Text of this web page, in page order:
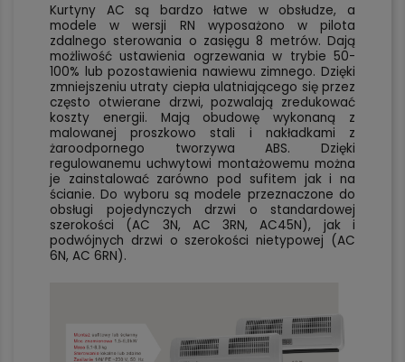
Kurtyny AC są bardzo łatwe w obsłudze, a
modele w wersji RN wyposażono w pilota
zdalnego sterowania o zasięgu 8 metrów. Dają
możliwość ustawienia ogrzewania w trybie 50-
100% lub pozostawienia nawiewu zimnego. Dzięki
zmniejszeniu utraty ciepła ulatniającego się przez
często otwierane drzwi, pozwalają zredukować
koszty energii. Mają obudowę wykonaną z
malowanej proszkowo stali i nakładkami z
żaroodpornego tworzywa ABS. Dzięki
regulowanemu uchwytowi montażowemu można
je zainstalować zarówno pod sufitem jak i na
ścianie. Do wyboru są modele przeznaczone do
obsługi pojedynczych drzwi o standardowej
szerokości (AC 3N, AC 3RN, AC45N), jak i
podwójnych drzwi o szerokości nietypowej (AC
6N, AC 6RN).